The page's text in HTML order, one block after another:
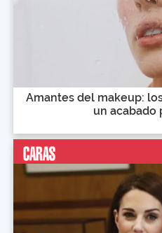
Amantes del makeup:
un acabado